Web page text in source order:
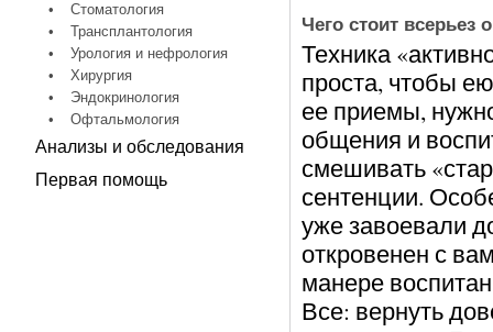
•
Стоматология
•
Трансплантология
•
Урология и нефрология
•
Хирургия
•
Эндокринология
•
Офтальмология
Анализы и обследования
Первая помощь
Чего стоит всерьез
Техника
проста, чтобы
ее приемы,
общения и
смешивать
сентенции.
уже завоевали
откровенен с
манере
Все: вернуть